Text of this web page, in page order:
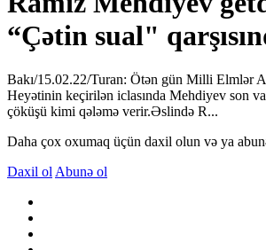
“Çətin sual"
Bakı/15.02.22/Turan: Ötən gün Milli Elmlər
Heyətinin keçirilən iclasında Mehdiyev son
çöküşü kimi qələmə verir.Əslində R...
Daha çox oxumaq üçün daxil olun və ya
Daxil ol Abunə ol